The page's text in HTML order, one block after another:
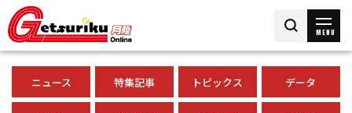
MENU
ニュース 特集記事 トピックス データ